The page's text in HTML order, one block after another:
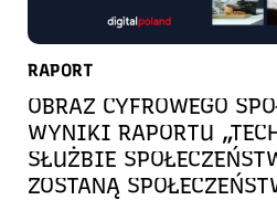
RAPORT
OBRAZ CYFROWEGO
WYNIKI RAPORTU
SŁUŻBIE
ZOSTANĄ